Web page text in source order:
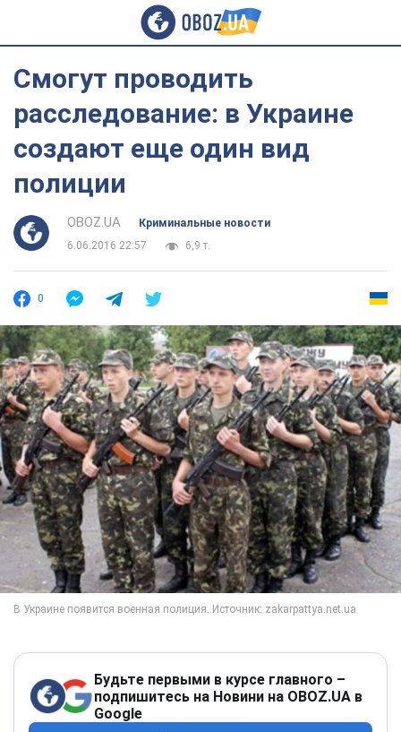
Смогут проводить
расследование: в Украине
создают еще один вид
полиции
OBOZ.UA
Криминальные новости
6.06.2016 22:57
6,9 т.
0
Будьте первыми в курсе главного –
подпишитесь на Новини на OBOZ.UA в
Google